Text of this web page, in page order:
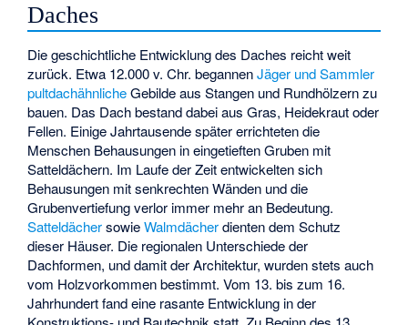
Daches
Die geschichtliche Entwicklung des Daches reicht weit
zurück. Etwa 12.000 v. Chr. begannenJäger und Sammler
pultdachähnlicheGebilde aus Stangen und Rundhölzern zu
bauen. Das Dach bestand dabei aus Gras, Heidekraut oder
Fellen. Einige Jahrtausende später errichteten die
Menschen Behausungen in eingetieften Gruben mit
Satteldächern. Im Laufe der Zeit entwickelten sich
Behausungen mit senkrechten Wänden und die
Grubenvertiefung verlor immer mehr an Bedeutung.
SatteldächersowieWalmdächerdienten dem Schutz
dieser Häuser. Die regionalen Unterschiede der
Dachformen, und damit der Architektur, wurden stets auch
vom Holzvorkommen bestimmt. Vom 13. bis zum 16.
Jahrhundert fand eine rasante Entwicklung in der